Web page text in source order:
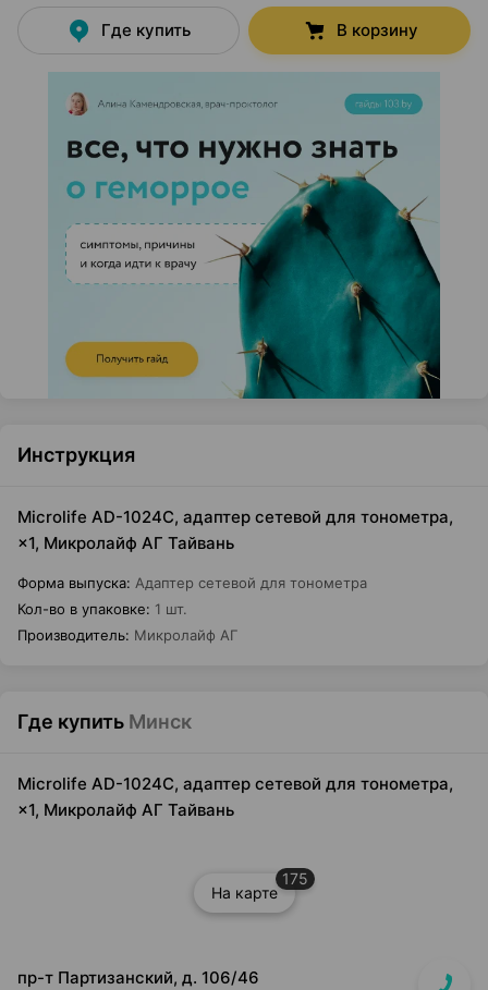
Где купить В корзину
Инструкция
Microlife AD-1024C, адаптер сетевой для тонометра,
×1, Микролайф АГ Тайвань
Форма выпуска: Адаптер сетевой для тонометра
Кол-во в упаковке: 1 шт.
Производитель: Микролайф АГ
Где купить Минск
Microlife AD-1024C, адаптер сетевой для тонометра,
×1, Микролайф АГ Тайвань
На карте
175
пр-т Партизанский, д. 106/46